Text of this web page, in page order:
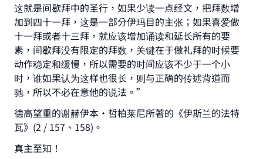
这就是间歇拜中的圣行，如果少读一点经文，把拜数增
加到四十一拜，这是一部分伊玛目的主张；如果喜爱做
十一拜或者十三拜，就应该增加诵读和延长所有的要
素，间歇拜没有限定的拜数，关键在于做礼拜的时候要
动作稳定和缓慢，所以需要的时间应该不少于一个小
时，谁如果认为这样也很长，则与正确的传述背道而
驰，所以不必在意他的说法。”
德高望重的谢赫伊本·哲柏莱尼所著的《伊斯兰的法特
瓦》(2 / 157、158)。
真主至知！
good will earn the same reward as those who
do it."
(MUSLIM, 1893)
Support IslamQA